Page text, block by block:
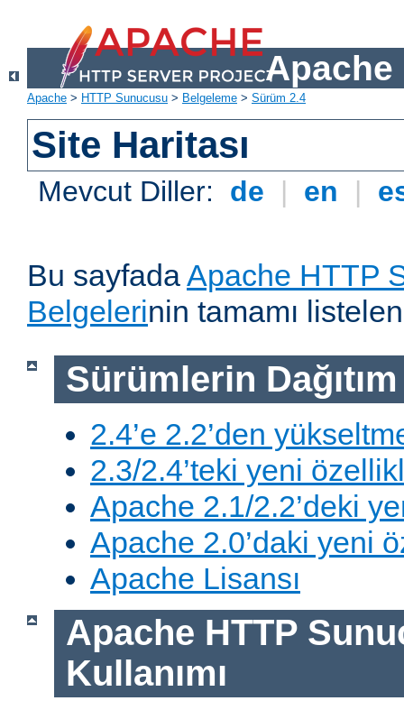
Apache
Apache > HTTP Sunucusu > Belgeleme > Sürüm 2.4
Site Haritası
Mevcut Diller: de | en |
Bu sayfadaApache HTTP
Belgelerinin tamamı
Sürümlerin
2.4’e 2.2’den
2.3/2.4’teki yeni
Apache 2.1/2.2’deki
Apache 2.0’daki yeni
Apache Lisansı
Apache HTTP
Kullanımı